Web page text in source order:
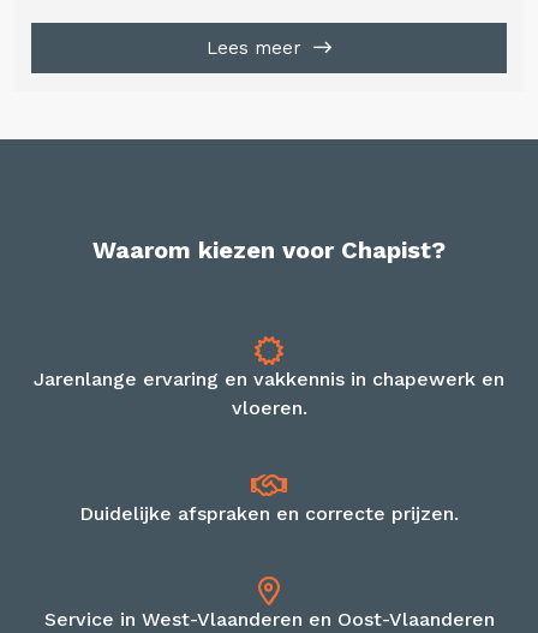
Lees meer
Waarom kiezen voor Chapist?
Jarenlange ervaring en vakkennis in chapewerk en
vloeren.
Duidelijke afspraken en correcte prijzen.
Service in West-Vlaanderen en Oost-Vlaanderen